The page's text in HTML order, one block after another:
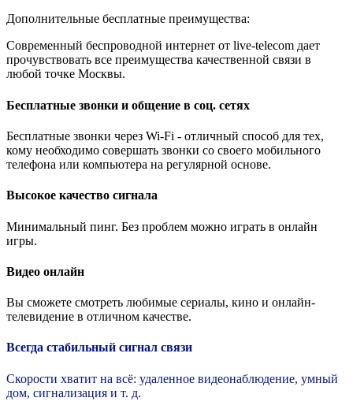
Дополнительные бесплатные преимущества:
Современный беспроводной интернет от live-telecom дает
прочувствовать все преимущества качественной связи в
любой точке Москвы.
Бесплатные звонки и общение в соц. сетях
Бесплатные звонки через Wi-Fi - отличный способ для тех,
кому необходимо совершать звонки со своего мобильного
телефона или компьютера на регулярной основе.
Высокое качество сигнала
Минимальный пинг. Без проблем можно играть в онлайн
игры.
Видео онлайн
Вы сможете смотреть любимые сериалы, кино и онлайн-
телевидение в отличном качестве.
Всегда стабильный сигнал связи
Скорости хватит на всё: удаленное видеонаблюдение, умный
дом, сигнализация и т. д.